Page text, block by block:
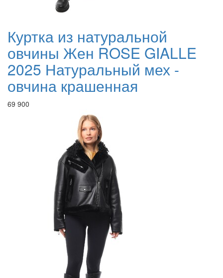
Куртка из натуральной
овчины Жен ROSE GIALLE
2025 Натуральный мех -
овчина крашенная
69 900